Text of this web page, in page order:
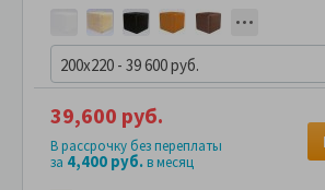
200x220 - 39 600 руб.
39,600 руб.
В рассрочку без переплаты
за 4,400 руб.в месяц